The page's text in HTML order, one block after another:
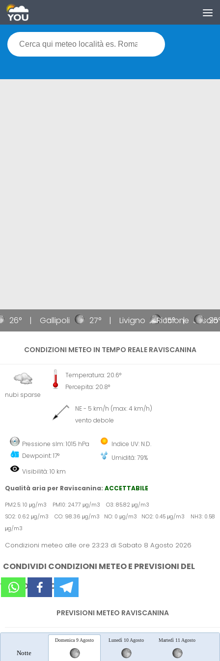
26° Gallipoli 27° Livigno 15° Jesolo
Riccione 26°
CONDIZIONI METEO IN TEMPO REALE RAVISCANINA
nubi sparse
Temperatura: 20.6°
Percepita: 20.8°
NE - 5 km/h (max: 4 km/h)
vento debole
Pressione slm: 1015 hPa
Dewpoint: 17°
Indice UV: N.D.
Umidità: 79%
Visibilità: 10 km
Qualità aria per Raviscanina: ACCETTABILE
PM2.5: 10 μg/m3 PM10: 24.77 μg/m3 O3: 85.82 μg/m3
SO2: 0.62 μg/m3 CO: 98.36 μg/m3 NO: 0 μg/m3 NO2: 0.45 μg/m3 NH3: 0.58
μg/m3
Condizioni meteo alle ore 23:23 di Sabato 8 Agosto 2026
CONDIVIDI CONDIZIONI METEO E PREVISIONI DEL
TEMPO SUI SOCIAL
PREVISIONI METEO RAVISCANINA
Notte
Domenica 9 Agosto Lunedì 10 Agosto Martedì 11 Agosto